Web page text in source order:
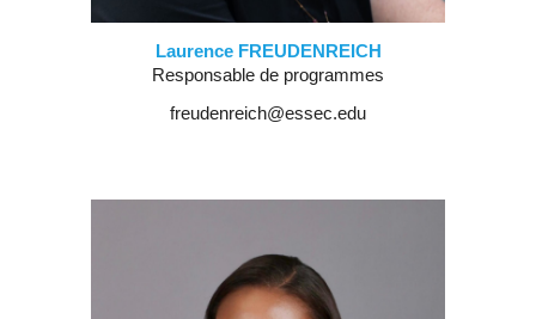
Laurence FREUDENREICH
Responsable de programmes
freudenreich@essec.edu